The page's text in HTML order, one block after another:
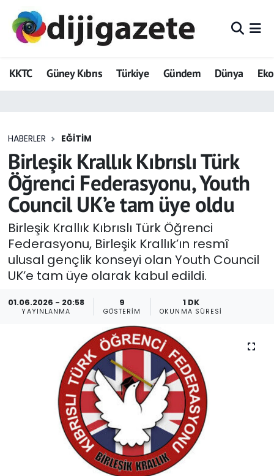
KKTC Güney Kıbrıs Türkiye Gündem Dünya
HABERLER EĞITIM
Birleşik Krallık Kıbrıslı Türk
Öğrenci Federasyonu, Youth
Council UK’e tam üye oldu
Birleşik Krallık Kıbrıslı Türk Öğrenci
Federasyonu, Birleşik Krallık’ın resmî
ulusal gençlik konseyi olan Youth Council
UK’e tam üye olarak kabul edildi.
01.06.2026 - 20:58
YAYINLANMA
9
GÖSTERIM
1 DK
OKUNMA SÜRESI
ADVERTORIAL
Dijigazete
Eğitim
Ekonomi
Foto Galeri
GEZİ
Güncel
Gündem
KKTC YEREL SEÇİM 2018
Kültür Sanat
Magazin
Hava Durumu
Trafik Durumu
Tüm Manşetler
Son Dakika Haberleri
Haber Arşivi